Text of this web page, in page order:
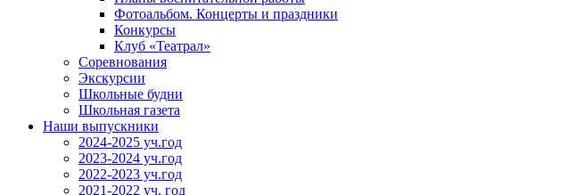
Фотоальбом. Концерты и праздники
Конкурсы
Клуб «Театрал»
Соревнования
Экскурсии
Школьные будни
Школьная газета
Наши выпускники
2024-2025 уч.год
2023-2024 уч.год
2022-2023 уч.год
2021-2022 уч. год